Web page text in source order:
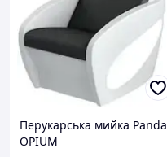
Перукарська мийка Panda
OPIUM